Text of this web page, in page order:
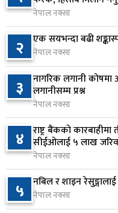
६
प्रस्तुत हुने
१ दिन अघि
७
आज बस्ने भनिएको
सर्‍यो
१ दिन अघि
८
वीरगञ्जमा
रंगेहात पक्राउ
१ दिन अघि
९
जन्मसिद्ध
कार्यकारी आदेश
नेपाल नक्सा
२ एक सयभन्दा बढी
नेपाल नक्सा
३ नागरिक लगानी
लगानीसम्म प्रश्न
नेपाल नक्सा
४ राष्ट्र बैंकको
सीईओलाई ५ लाख
नेपाल नक्सा
५ नबिल र शाइन
नेपाल नक्सा